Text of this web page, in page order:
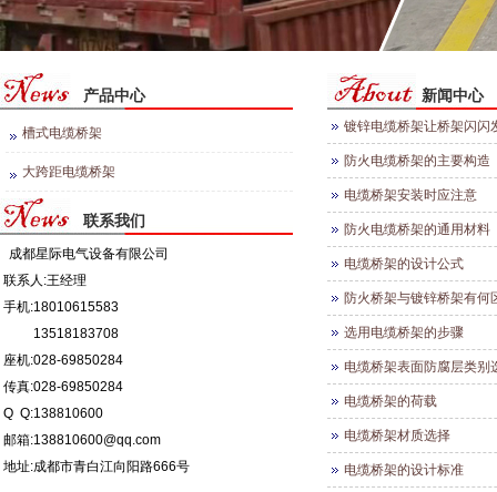
产品中心
槽式电缆桥架
大跨距电缆桥架
联系我们
成都星际电气设备有限公司
联系人:王经理
手机:18010615583
13518183708
座机:028-69850284
传真:028-69850284
Q Q:138810600
邮箱:138810600@qq.com
地址:成都市青白江向阳路666号
新闻中心
镀锌电缆桥架让桥架闪闪
防火电缆桥架的主要构造
电缆桥架安装时应注意
防火电缆桥架的通用材料
电缆桥架的设计公式
防火桥架与镀锌桥架有何
选用电缆桥架的步骤
电缆桥架表面防腐层类别
电缆桥架的荷载
电缆桥架材质选择
电缆桥架的设计标准